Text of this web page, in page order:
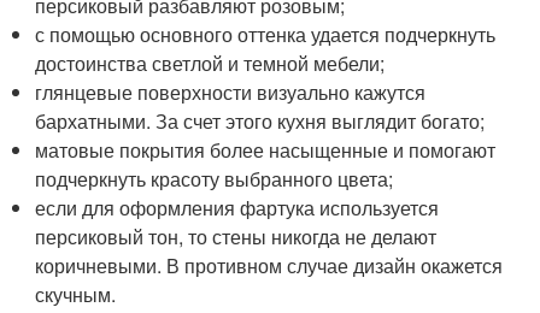
персиковый разбавляют розовым;
с помощью основного оттенка удается подчеркнуть
достоинства светлой и темной мебели;
глянцевые поверхности визуально кажутся
бархатными. За счет этого кухня выглядит богато;
матовые покрытия более насыщенные и помогают
подчеркнуть красоту выбранного цвета;
если для оформления фартука используется
персиковый тон, то стены никогда не делают
коричневыми. В противном случае дизайн окажется
скучным.